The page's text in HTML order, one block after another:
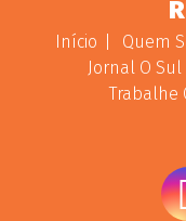
Início Quem
Jornal O Sul
Trabalhe